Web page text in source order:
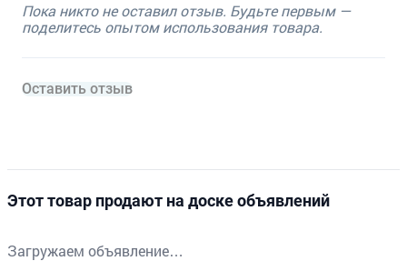
Пока никто не оставил отзыв. Будьте первым —
поделитесь опытом использования товара.
Оставить отзыв
Этот товар продают на доске объявлений
Загружаем объявление…